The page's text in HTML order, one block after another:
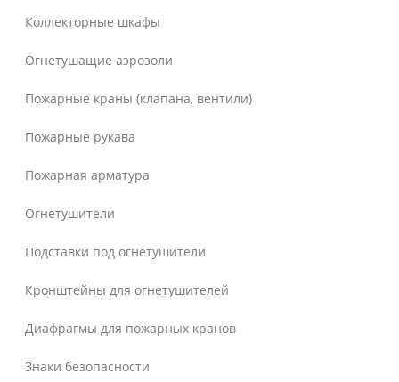
Коллекторные шкафы
Огнетушащие аэрозоли
Пожарные краны (клапана, вентили)
Пожарные рукава
Пожарная арматура
Огнетушители
Подставки под огнетушители
Кронштейны для огнетушителей
Диафрагмы для пожарных кранов
Знаки безопасности